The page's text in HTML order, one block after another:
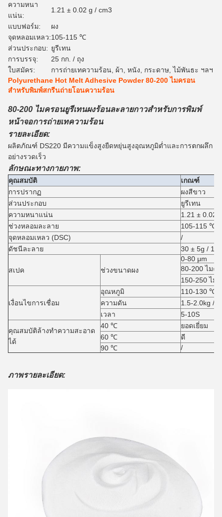
ความหนา
แน่น:
1.21 ± 0.02 g / cm3
แบบฟอร์ม:
ผง
จุดหลอมเหลว:105-115 ℃
ส่วนประกอบ: ยูรีเทน
การบรรจุ:
25 กก. / ถุง
ใบสมัคร:
การถ่ายเทความร้อน, ผ้า, หนัง, กระดาษ, ไม้พันธะ ฯลฯ
Polyurethane Hot Melt Adhesive Powder 80-200 ไมครอน
สำหรับพิมพ์สกรีนถ่ายโอนความร้อน
80-200 ไมครอนยูรีเทนผงร้อนละลายกาวสำหรับการพิมพ์
หน้าจอการถ่ายเทความร้อน
รายละเอียด:
ผลิตภัณฑ์ DS220 มีความแข็งสูงยืดหยุ่นสูงอุณหภูมิต่ำและการตกผลึก
อย่างรวดเร็ว
ลักษณะทางกายภาพ:
คุณสมบัติ
เกณฑ์
การปรากฏ
ผงสีขาว
ส่วนประกอบ
ยูรีเทน
ความหนาแน่น
1.21 ± 0.02
ช่วงหลอมละลาย
105-115 ℃
จุดหลอมเหลว (DSC)
/
ดัชนีละลาย
30 ± 5g /
สเปค ช่วงขนาดผง
0-80 μm
80-200 ไมค
150-250 ไม
เงื่อนไขการเชื่อม
อุณหภูมิ
110-130 ℃
ความดัน
1.5-2.0kg /
เวลา
5-10S
คุณสมบัติล้างทำความสะอาด
ได้
40 ℃
ยอดเยี่ยม
60 ℃
ดี
90 ℃
/
ภาพรายละเอียด: